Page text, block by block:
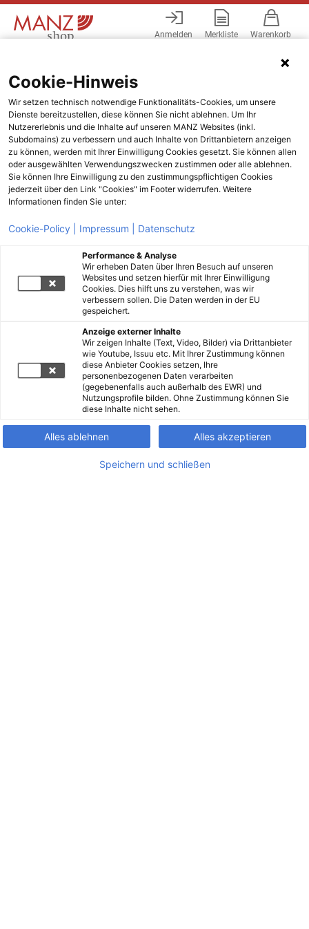
Anmelden Merkliste Warenkorb
Cookie-Hinweis
Wir setzen technisch notwendige Funktionalitäts-Cookies, um unsere
Dienste bereitzustellen, diese können Sie nicht ablehnen. Um Ihr
Nutzererlebnis und die Inhalte auf unseren MANZ Websites (inkl.
Subdomains) zu verbessern und auch Inhalte von Drittanbietern anzeigen
zu können, werden mit Ihrer Einwilligung Cookies gesetzt. Sie können allen
oder ausgewählten Verwendungszwecken zustimmen oder alle ablehnen.
Sie können Ihre Einwilligung zu den zustimmungspflichtigen Cookies
jederzeit über den Link "Cookies" im Footer widerrufen. Weitere
Informationen finden Sie unter:
Cookie-Policy | Impressum | Datenschutz
Performance & Analyse
Wir erheben Daten über Ihren Besuch auf unseren
Websites und setzen hierfür mit Ihrer Einwilligung
Cookies. Dies hilft uns zu verstehen, was wir
verbessern sollen. Die Daten werden in der EU
gespeichert.
Anzeige externer Inhalte
Wir zeigen Inhalte (Text, Video, Bilder) via Drittanbieter
wie Youtube, Issuu etc. Mit Ihrer Zustimmung können
diese Anbieter Cookies setzen, Ihre
personenbezogenen Daten verarbeiten
(gegebenenfalls auch außerhalb des EWR) und
Nutzungsprofile bilden. Ohne Zustimmung können Sie
diese Inhalte nicht sehen.
Alles ablehnen Alles akzeptieren
Speichern und schließen